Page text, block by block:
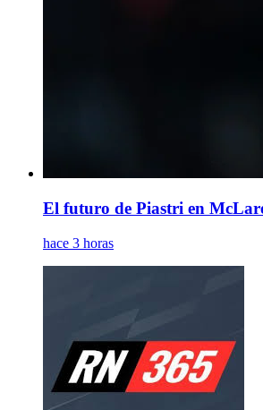
El futuro de Piastri en
hace 3 horas